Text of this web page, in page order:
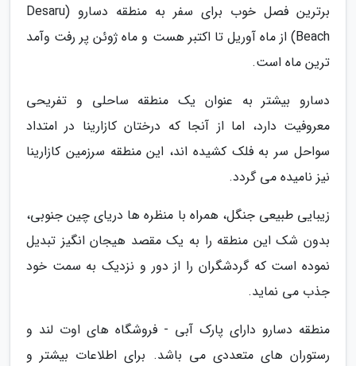
برترین فصل خوب برای سفر به منطقه دسارو (Desaru
Beach) از ماه آوریل تا اکتبر هست و ماه ژوئن پر رفت وآمد
ترین ماه است.
دسارو بیشتر به عنوان یک منطقه ساحلی و تفریحی
معروفیت دارد، اما از آنجا که درختان کازارینا در امتداد
سواحل سر به فلک کشیده اند، این منطقه سرزمین کازارینا
نیز نامیده می گردد.
زیبایی طبیعی جنگل، همراه با منظره ها دریای چین جنوبی،
بدون شک این منطقه را به یک مقصد هیجان انگیز تبدیل
نموده است که گردشگران را از دور و نزدیک به سمت خود
جذب می نماید.
منطقه دسارو دارای پارک آبی - فروشگاه های اوت لند و
رستوران های متعددی می باشد. برای اطلاعات بیشتر و